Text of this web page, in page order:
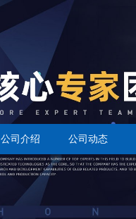
公司介绍 公司动态